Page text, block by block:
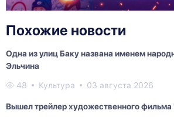
Похожие новости
Одна из улиц Баку названа именем
Эльчина
48 Культура 03 августа 2026
Вышел трейлер художественного